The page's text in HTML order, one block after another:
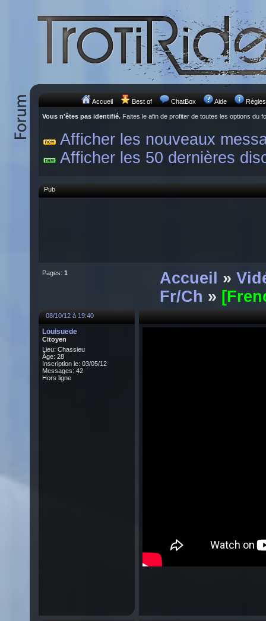
Accueil Best of ChatBox Aide Règles
Vous n'êtes pas identifié. Faites le afin de profiter de toutes les options du
Afficher les nouveaux
Afficher les 50 dernières
Pub
Pages: 1 Accueil »
Fr/Ch »
08/10/12 à 19:40
Louisuede
Citoyen
Lieu: Chassieu
Âge: 28
Inscription le: 03/05/12
Messages: 42
Hors ligne